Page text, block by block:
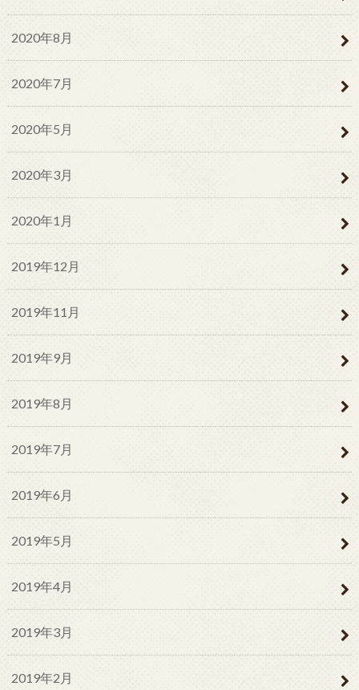
2020年8月
2020年7月
2020年5月
2020年3月
2020年1月
2019年12月
2019年11月
2019年9月
2019年8月
2019年7月
2019年6月
2019年5月
2019年4月
2019年3月
2019年2月